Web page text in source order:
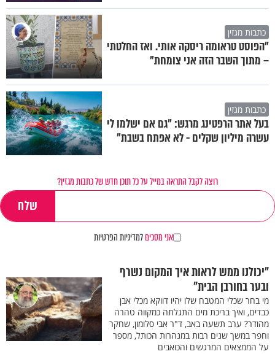
כתבות מגזין
"הפוסט טראומה ריסקה אותי. ואז החלטתי
– מתוך השבר הזה אני צומחת"
כתבות מגזין
בעל אתר הרפטינג מרגש: "גם אם ישלמו לי
עשרה מיליון שקלים - לא אפתח בשבת"
רוצה לקבל התראה במייל על כל תוכן חדש של כתבות מגזין?
אני מסכיםלמדיניות הפרטיות
"יכולנו ממש לראות איך המקום נשרף
ובער בחורבן הבית"
מי בחר שכלי המטבח שלו יהיו דווקא מכלי אבן
כבדים, ואיך בריכת מים התגלתה כמקווה טהרה
מהודר? ערב תשעה באב, ד"ר אבי סלומון, שחקר
וחפר במשך שנים רבות במנהרות הכותל, מספר
על הממצאים המרגשים והכואבים